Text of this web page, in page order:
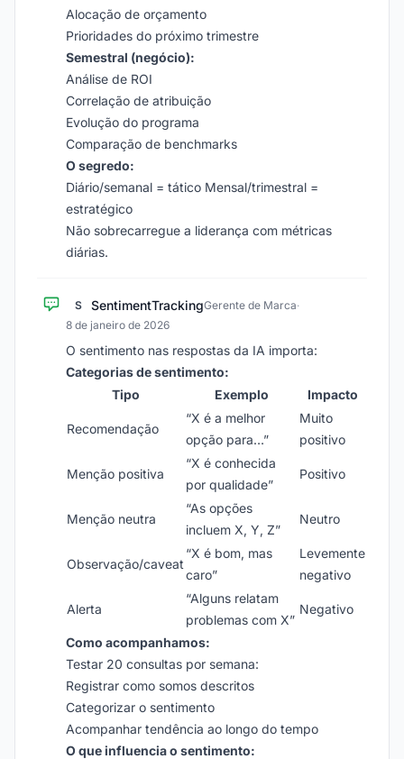
Alocação de orçamento
Prioridades do próximo trimestre
Semestral (negócio):
Análise de ROI
Correlação de atribuição
Evolução do programa
Comparação de benchmarks
O segredo:
Diário/semanal = tático Mensal/trimestral =
estratégico
Não sobrecarregue a liderança com métricas
diárias.
S SentimentTrackingGerente de Marca·
8 de janeiro de 2026
O sentimento nas respostas da IA importa:
Categorias de sentimento:
Tipo
Exemplo Impacto
Recomendação
“X é a melhor
opção para…”
Muito
positivo
Menção positiva
“X é conhecida
por qualidade”
Positivo
Menção neutra
“As opções
incluem X, Y, Z”
Neutro
Observação/caveat
“X é bom, mas
caro”
Levemente
negativo
Alerta
“Alguns relatam
problemas com X”
Negativo
Como acompanhamos:
Testar 20 consultas por semana:
Registrar como somos descritos
Categorizar o sentimento
Acompanhar tendência ao longo do tempo
O que influencia o sentimento: